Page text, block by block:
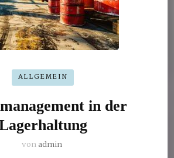
ALLGEMEIN
in der
vonadmin